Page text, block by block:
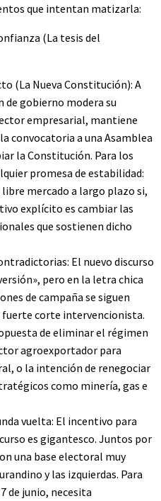
que intentan matizarla:
(La tesis del
(La Nueva Constitución): A
de gobierno modera su
empresarial, mantiene
convocatoria a una Asamblea
la Constitución. Para los
promesa de estabilidad:
mercado a largo plazo si,
explícito es cambiar las
que sostienen dicho
El nuevo discurso
pero en la letra chica
de campaña se siguen
fuerte corte intervencionista.
de eliminar el régimen
agroexportador para
o la intención de renegociar
como minería, gas e
vuelta: El incentivo para
es gigantesco. Juntos por
una base electoral muy
y las izquierdas. Para
de junio, necesita